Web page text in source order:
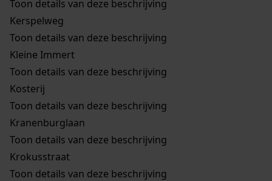
Toon details van deze beschrijving
Kerspelweg
Toon details van deze beschrijving
Kleine Immert
Toon details van deze beschrijving
Kosterij
Toon details van deze beschrijving
Kranenburglaan
Toon details van deze beschrijving
Krokusstraat
Toon details van deze beschrijving